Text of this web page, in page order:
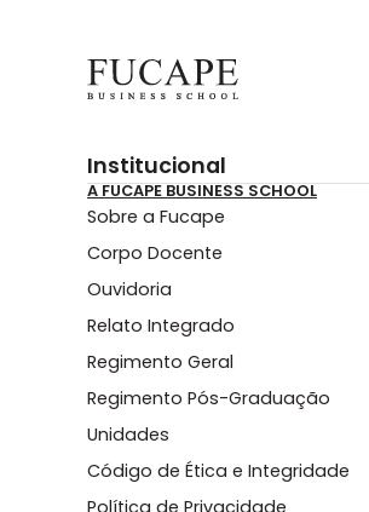
Institucional
A FUCAPE BUSINESS SCHOOL
Sobre a Fucape
Corpo Docente
Ouvidoria
Relato Integrado
Regimento Geral
Regimento Pós-Graduação
Unidades
Código de Ética e Integridade